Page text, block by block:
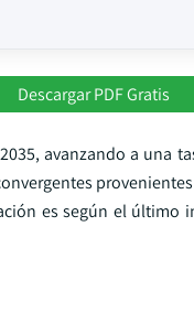
Descargar PDF Gratis
avanzando a una
es según el último